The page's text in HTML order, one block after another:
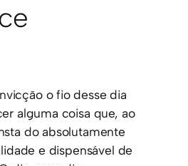
o fio desse dia
alguma coisa que, ao
do absolutamente
e dispensável de